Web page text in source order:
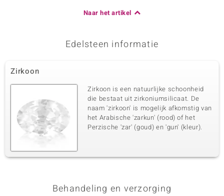
Herkomst
Zirkoon
Karaatgewicht som Slijpvorm
Rond geslepen
Zetting
Prong
Herkomst
Cambodja
Naar het artikel
Edelsteen informatie
Zirkoon
Zirkoon is een natuurlijke schoonheid
die bestaat uit zirkoniumsilicaat. De
naam 'zirkoon' is mogelijk afkomstig van
het Arabische 'zarkun' (rood) of het
Perzische 'zar' (goud) en 'gun' (kleur).
Behandeling en verzorging